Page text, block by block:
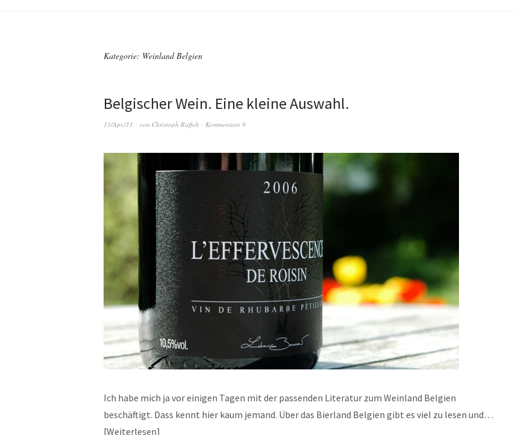
Kategorie: Weinland Belgien
Belgischer Wein. Eine kleine Auswahl.
13/Apr./11 von Christoph Raffelt Kommentare 9
Ich habe mich ja vor einigen Tagen mit der passenden Literatur zum Weinland Belgien
beschäftigt. Dass kennt hier kaum jemand. Über das Bierland Belgien gibt es viel zu lesen und…
Weiterlesen